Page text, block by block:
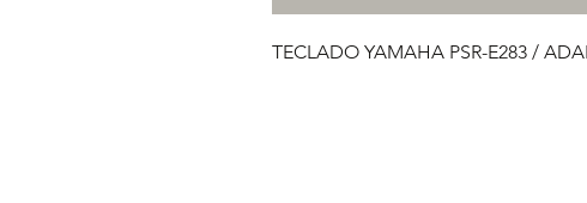
TECLADO YAMAHA PSR-E283 /